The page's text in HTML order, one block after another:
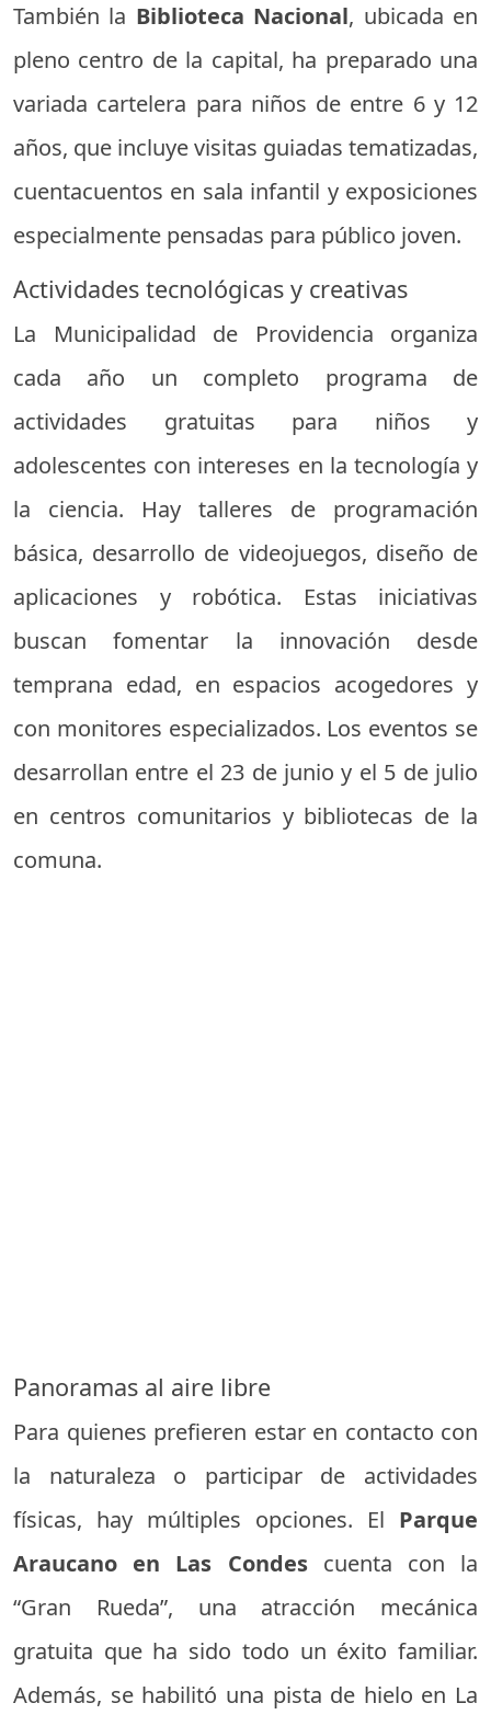
También la Biblioteca Nacional, ubicada en
pleno centro de la capital, ha preparado una
variada cartelera para niños de entre 6 y 12
años, que incluye visitas guiadas tematizadas,
cuentacuentos en sala infantil y exposiciones
especialmente pensadas para público joven.
Actividades tecnológicas y creativas
La Municipalidad de Providencia organiza
cada año un completo programa de
actividades gratuitas para niños y
adolescentes con intereses en la tecnología y
la ciencia. Hay talleres de programación
básica, desarrollo de videojuegos, diseño de
aplicaciones y robótica. Estas iniciativas
buscan fomentar la innovación desde
temprana edad, en espacios acogedores y
con monitores especializados. Los eventos se
desarrollan entre el 23 de junio y el 5 de julio
en centros comunitarios y bibliotecas de la
comuna.
Panoramas al aire libre
Para quienes prefieren estar en contacto con
la naturaleza o participar de actividades
físicas, hay múltiples opciones. El Parque
Araucano en Las Condescuenta con la
“Gran Rueda”, una atracción mecánica
gratuita que ha sido todo un éxito familiar.
Además, se habilitó una pista de hielo en La